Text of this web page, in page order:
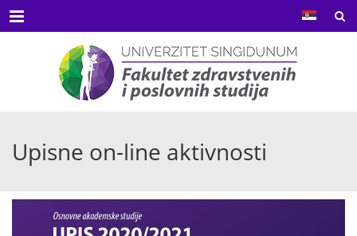
Menu
Upisne on-line aktivnosti